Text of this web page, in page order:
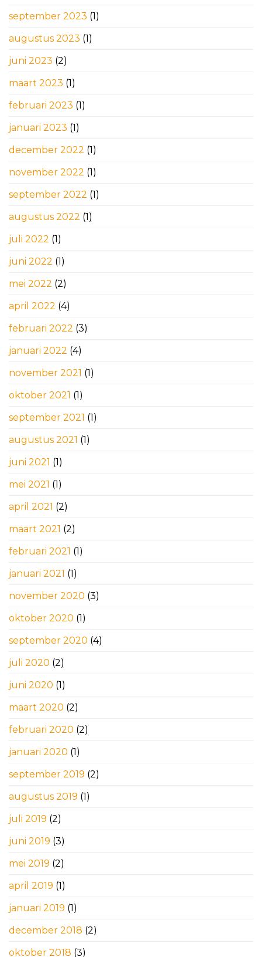
september 2023 (1)
augustus 2023 (1)
juni 2023 (2)
maart 2023 (1)
februari 2023 (1)
januari 2023 (1)
december 2022 (1)
november 2022 (1)
september 2022 (1)
augustus 2022 (1)
juli 2022 (1)
juni 2022 (1)
mei 2022 (2)
april 2022 (4)
februari 2022 (3)
januari 2022 (4)
november 2021 (1)
oktober 2021 (1)
september 2021 (1)
augustus 2021 (1)
juni 2021 (1)
mei 2021 (1)
april 2021 (2)
maart 2021 (2)
februari 2021 (1)
januari 2021 (1)
november 2020 (3)
oktober 2020 (1)
september 2020 (4)
juli 2020 (2)
juni 2020 (1)
maart 2020 (2)
februari 2020 (2)
januari 2020 (1)
september 2019 (2)
augustus 2019 (1)
juli 2019 (2)
juni 2019 (3)
mei 2019 (2)
april 2019 (1)
januari 2019 (1)
december 2018 (2)
oktober 2018 (3)